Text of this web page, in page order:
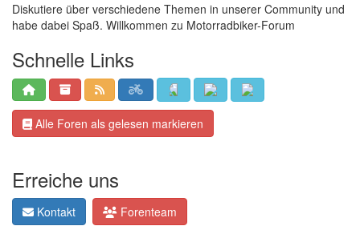
Diskutiere über verschiedene Themen in unserer Community und
habe dabei Spaß. Willkommen zu Motorradbiker-Forum
Schnelle Links
Alle Foren als gelesen markieren
Erreiche uns
Kontakt Forenteam